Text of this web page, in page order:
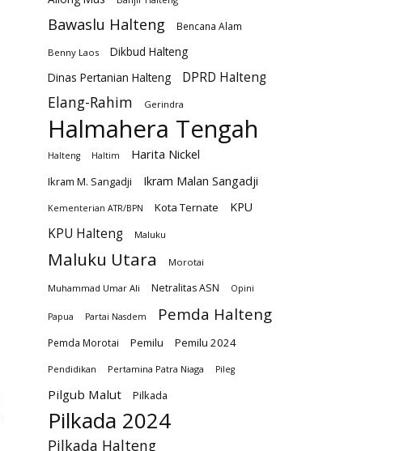
Bawaslu Halteng Bencana Alam
Benny Laos
Dikbud Halteng
Dinas Pertanian Halteng
DPRD Halteng
Elang-Rahim Gerindra
Halmahera Tengah
Halteng Haltim Harita Nickel
Ikram M. Sangadji Ikram Malan Sangadji
Kementerian ATR/BPN Kota Ternate KPU
KPU Halteng Maluku
Maluku Utara Morotai
Muhammad Umar Ali Netralitas ASN Opini
Papua Partai Nasdem Pemda Halteng
Pemda Morotai Pemilu Pemilu 2024
Pendidikan Pertamina Patra Niaga Pileg
Pilgub Malut Pilkada
Pilkada 2024
Pilkada Halteng